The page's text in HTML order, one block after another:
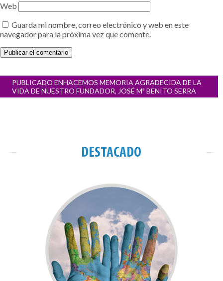
Web
Guarda mi nombre, correo electrónico y web en este
navegador para la próxima vez que comente.
Navegación
entradas
PUBLICADO ENHACEMOS MEMORIA AGRADECIDA DE LA
VIDA DE NUESTRO FUNDADOR, JOSÉ Mª BENITO SERRA
DESTACADO